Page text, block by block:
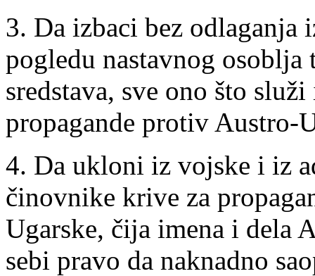
3. Da izbaci bez odlaganja
pogledu nastavnog
sredstava, sve ono što
propagande protiv Austro-
4. Da ukloni iz vojske i iz
činovnike krive za
Ugarske, čija imena i dela
sebi pravo da naknadno